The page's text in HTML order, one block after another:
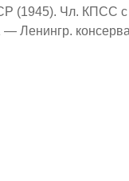
(1945). Чл. КПСС
Ленингр.